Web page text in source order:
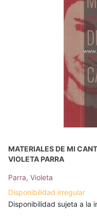
MATERIALES DE MI
VIOLETA PARRA
Parra, Violeta
Disponibilidad irregular
Disponibilidad sujeta a la